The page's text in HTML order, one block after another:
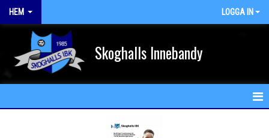
HEM LOGGA IN
Skoghalls Innebandy